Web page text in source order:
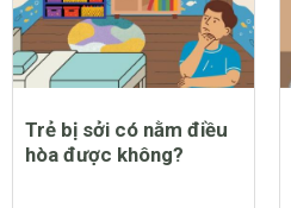
Trẻ bị sởi có nằm điều
hòa được không?